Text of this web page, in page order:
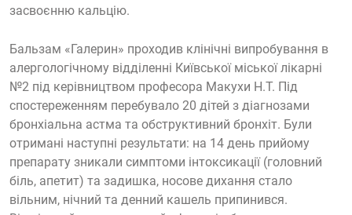
засвоєнню кальцію.
Бальзам «Галерин» проходив клінічні випробування в
алергологічному відділенні Київської міської лікарні
№2 під керівництвом професора Макухи Н.Т. Під
спостереженням перебувало 20 дітей з діагнозами
бронхіальна астма та обструктивний бронхіт. Були
отримані наступні результати: на 14 день прийому
препарату зникали симптоми інтоксикації (головний
біль, апетит) та задишка, носове дихання стало
вільним, нічний та денний кашель припинився.